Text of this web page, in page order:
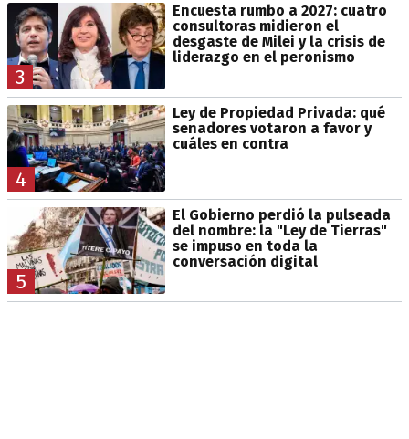
3
Encuesta rumbo a 2027: cuatro
consultoras midieron el
desgaste de Milei y la crisis de
liderazgo en el peronismo
4
Ley de Propiedad Privada: qué
senadores votaron a favor y
cuáles en contra
5
El Gobierno perdió la pulseada
del nombre: la "Ley de Tierras"
se impuso en toda la
conversación digital